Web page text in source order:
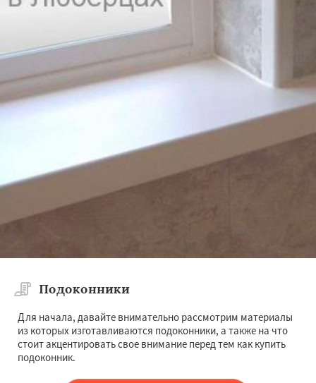
Подоконники
Для начала, давайте внимательно рассмотрим материалы
из которых изготавливаются подоконники, а также на что
стоит акцентировать свое внимание перед тем как купить
подоконник.